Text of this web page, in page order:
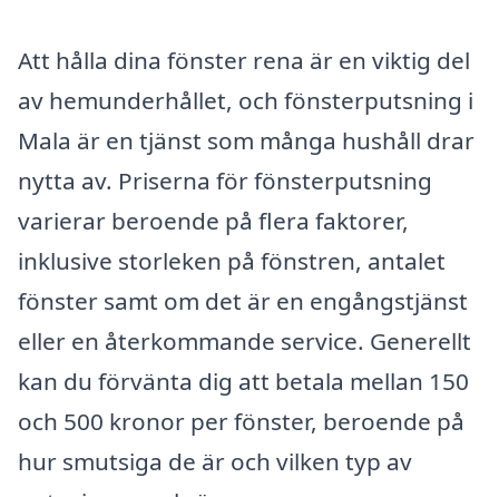
Att hålla dina fönster rena är en viktig del
av hemunderhållet, och fönsterputsning i
Mala är en tjänst som många hushåll drar
nytta av. Priserna för fönsterputsning
varierar beroende på flera faktorer,
inklusive storleken på fönstren, antalet
fönster samt om det är en engångstjänst
eller en återkommande service. Generellt
kan du förvänta dig att betala mellan 150
och 500 kronor per fönster, beroende på
hur smutsiga de är och vilken typ av